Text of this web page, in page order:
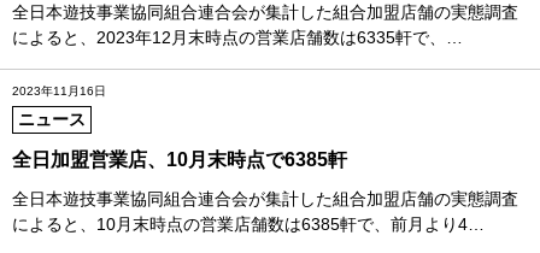
全日本遊技事業協同組合連合会が集計した組合加盟店舗の実態調査
によると、2023年12月末時点の営業店舗数は6335軒で、…
2023年11月16日
ニュース
全日加盟営業店、10月末時点で6385軒
全日本遊技事業協同組合連合会が集計した組合加盟店舗の実態調査
によると、10月末時点の営業店舗数は6385軒で、前月より4…